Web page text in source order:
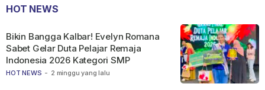
HOT NEWS
HOT NEWS - 2 minggu yang lalu
Bikin Bangga Kalbar! Evelyn Romana
Sabet Gelar Duta Pelajar Remaja
Indonesia 2026 Kategori SMP